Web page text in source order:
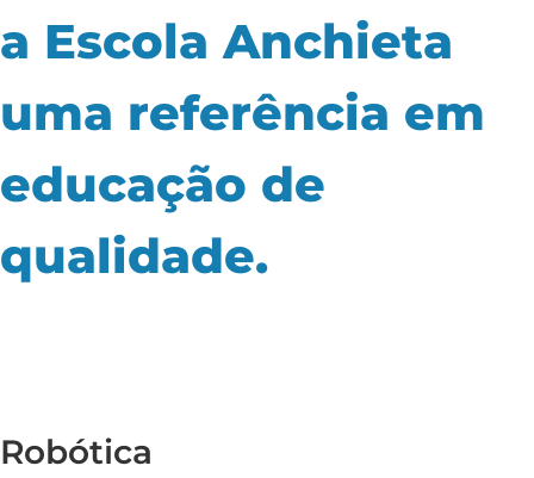
a Escola Anchieta
uma referência em
educação de
qualidade.
Robótica